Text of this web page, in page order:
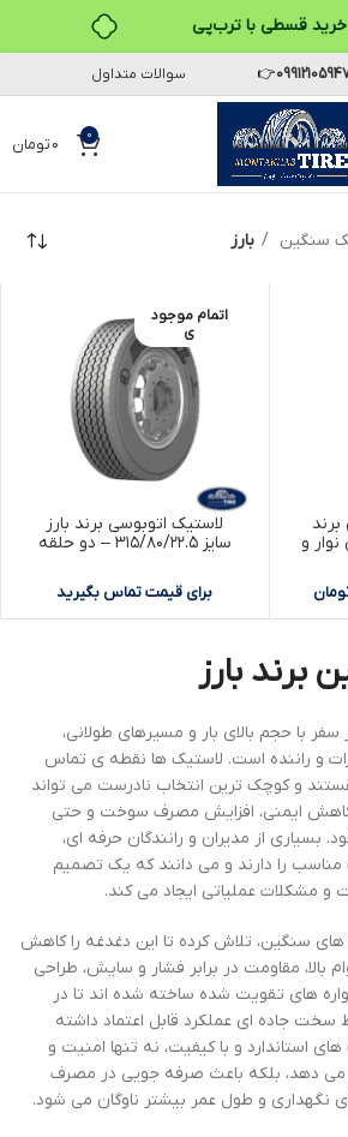
۴ قسط، بدون کارمزد
ضامن، بدون سود
خرید قسطی با ترب‌پی
👉 سوالات متداول
0
0تومان
سنگین بارز
(بدون نوار و
اتمام موجود
ی
لاستیک اتوبوسی برند بارز
سایز ۳۱۵/۸۰/۲۲.۵ – دو حلقه
برای قیمت تماس بگیرید
برند بارز
با حجم بالای بار و مسیرهای طولانی،
و راننده است. لاستیک‌ ها نقطه‌ ی تماس
و کوچک‌ ترین انتخاب نادرست می‌ تواند
ایمنی، افزایش مصرف سوخت و حتی
بسیاری از مدیران و رانندگان حرفه ‌ای،
را دارند و می ‌دانند که یک تصمیم
و مشکلات عملیاتی ایجاد می‌ کند.
های سنگین، تلاش کرده تا این دغدغه را کاهش
بالا، مقاومت در برابر فشار و سایش، طراحی
های تقویت‌ شده ساخته شده‌ اند تا در
سخت جاده‌ ای عملکرد قابل اعتماد داشته
استاندارد و با کیفیت، نه تنها امنیت و
می‌ دهد، بلکه باعث صرفه‌ جویی در مصرف
و طول عمر بیشتر ناوگان می‌ شود.